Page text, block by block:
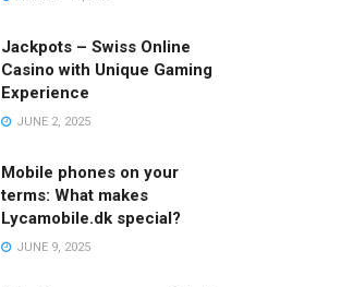
Jackpots – Swiss Online
Casino with Unique Gaming
Experience
JUNE 2, 2025
Mobile phones on your
terms: What makes
Lycamobile.dk special?
JUNE 9, 2025